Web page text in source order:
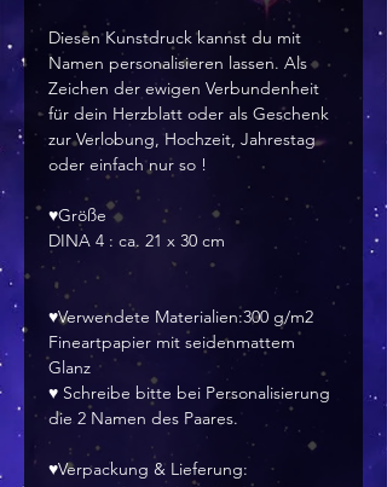
Diesen Kunstdruck kannst du mit
Namen personalisieren lassen. Als
Zeichen der ewigen Verbundenheit
für dein Herzblatt oder als Geschenk
zur Verlobung, Hochzeit, Jahrestag
oder einfach nur so !
♥Größe
DINA 4 : ca. 21 x 30 cm
♥Verwendete Materialien:300 g/m2
Fineartpapier mit seidenmattem
Glanz
♥ Schreibe bitte bei Personalisierung
die 2 Namen des Paares.
♥Verpackung & Lieferung: